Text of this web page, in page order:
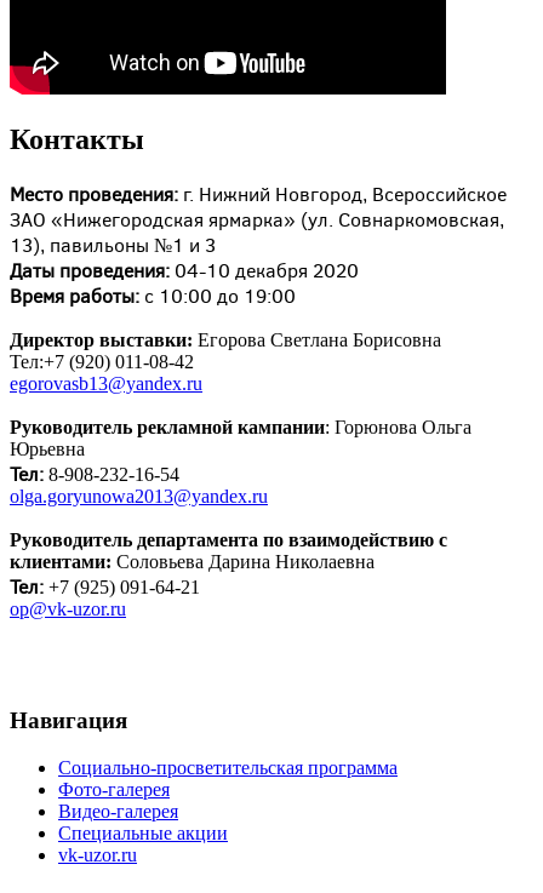
Контакты
Место проведения: г. Нижний Новгород, Всероссийское
ЗАО «Нижегородская ярмарка» (ул. Совнаркомовская,
13), павильоны №1 и 3
Даты проведения: 04-10 декабря 2020
Время работы: с 10:00 до 19:00
Директор выставки: Егорова Светлана Борисовна
Тел:+7 (920) 011-08-42
egorovasb13@yandex.ru
Руководитель рекламной кампании: Горюнова Ольга
Юрьевна
Тел: 8-908-232-16-54
olga.goryunowa2013@yandex.ru
Руководитель департамента по взаимодействию с
клиентами: Соловьева Дарина Николаевна
Тел: +7 (925) 091-64-21
op@vk-uzor.ru
Навигация
Социально-просветительская программа
Фото-галерея
Видео-галерея
Специальные акции
vk-uzor.ru